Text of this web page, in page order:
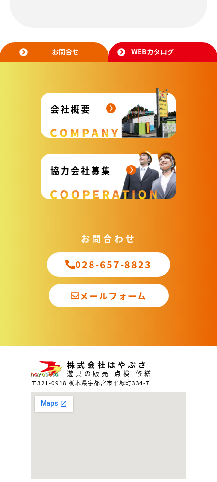
お問合せ WEBカタログ
会社概要
協力会社募集
お問合わせ
028-657-8823
メールフォーム
株式会社はやぶさ
遊具の販売 点検 修繕
〒321-0918 栃木県宇都宮市平塚町334-7